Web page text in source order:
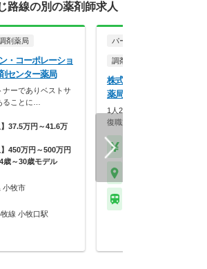
路線の別の薬剤師求人
剤薬局
・コーポレーショ
センター薬局
ナーでありベストサ
ることに…
】37.5万円～41.6万
】450万円～500万円
歳～30歳モデル
小牧市
線 小牧口駅
パート・アルバイト
調剤薬局
株式会社メディカル一光
薬局
1人20枚以下の余裕体制！研
復職支援も充実の安…